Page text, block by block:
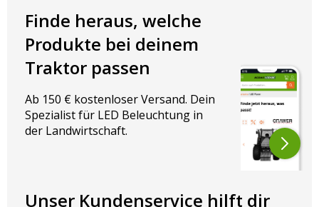
Finde heraus, welche
Produkte bei deinem
Traktor passen
Ab 150 € kostenloser Versand. Dein
Spezialist für LED Beleuchtung in
der Landwirtschaft.
Unser Kundenservice hilft dir